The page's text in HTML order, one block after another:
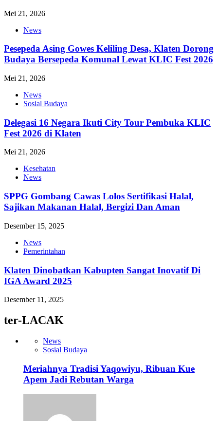
Mei 21, 2026
News
Pesepeda Asing Gowes Keliling Desa, Klaten Dorong
Budaya Bersepeda Komunal Lewat KLIC Fest 2026
Mei 21, 2026
News
Sosial Budaya
Delegasi 16 Negara Ikuti City Tour Pembuka KLIC
Fest 2026 di Klaten
Mei 21, 2026
Kesehatan
News
SPPG Gombang Cawas Lolos Sertifikasi Halal,
Sajikan Makanan Halal, Bergizi Dan Aman
Desember 15, 2025
News
Pemerintahan
Klaten Dinobatkan Kabupten Sangat Inovatif Di
IGA Award 2025
Desember 11, 2025
ter-LACAK
News
Sosial Budaya
Meriahnya Tradisi Yaqowiyu, Ribuan Kue
Apem Jadi Rebutan Warga